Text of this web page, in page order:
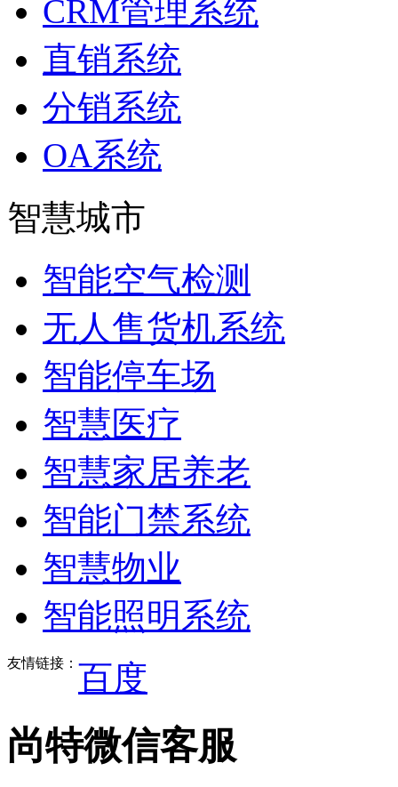
CRM管理系统
直销系统
分销系统
OA系统
智慧城市
智能空气检测
无人售货机系统
智能停车场
智慧医疗
智慧家居养老
智能门禁系统
智慧物业
智能照明系统
友情链接： 百度
尚特微信客服